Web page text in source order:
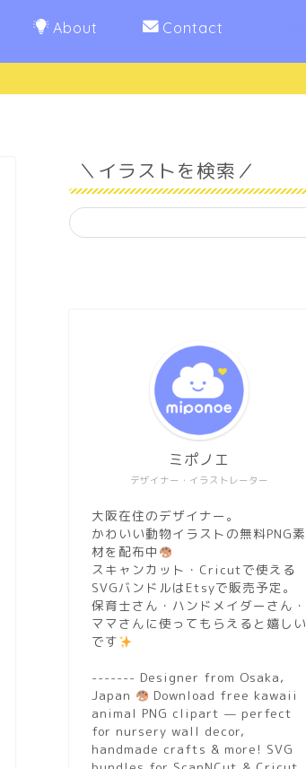
About Contact
＼イラストを検索／
デザイナー・イラストレーター
ミポノエ
大阪在住のデザイナー。
かわいい動物イラストの無料PNG素
材を配布中
スキャンカット・Cricutで使える
SVGバンドルはEtsyで販売予定。
保育士さん・ハンドメイダーさん・
ママさんに使ってもらえると嬉しい
です
------- Designer from Osaka,
Japan
Download free kawaii
animal PNG clipart — perfect
for nursery wall decor,
handmade crafts & more! SVG